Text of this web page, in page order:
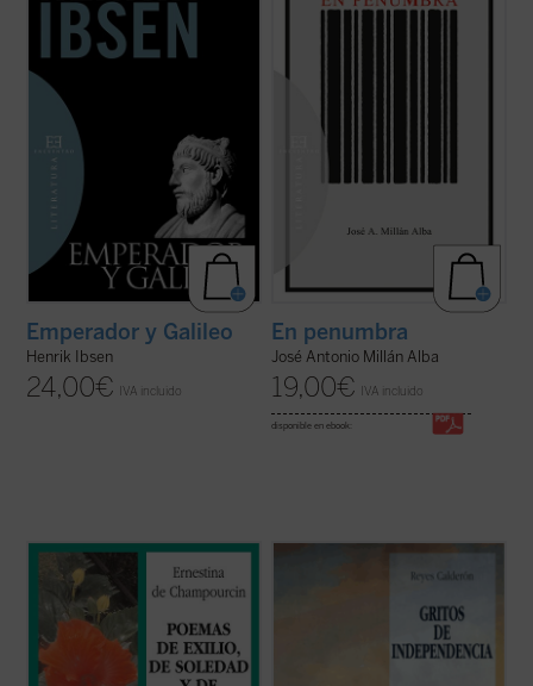
Emperador y Galileo
narra la vida
de Juliano el Apóstata, el emperador que
volvió al paganismo. La formación
filosófica, el ascenso al ...
(ver ficha)
Emperador y Galileo
Henrik Ibsen
24,00€ IVA incluido
la universidad, París..., hasta conocer a
En penumbra
José Antonio Millán Alba
19,00€ IVA incluido
disponible en ebook:
Edición de Milagros Arizmendi
Poemas de exilio, de soledad y de oración
es una amplia antología donde se
selecciona la obra de Ernestina de
Champourcin desde su primer libro,En
(Madrid, 1926), hastaHuyeron ...
(ver ficha)
destinos el mundo: Inglaterra, Francia y
primero por medio de un pacto de familia.
En 1776, los representantes de las trece
(ver